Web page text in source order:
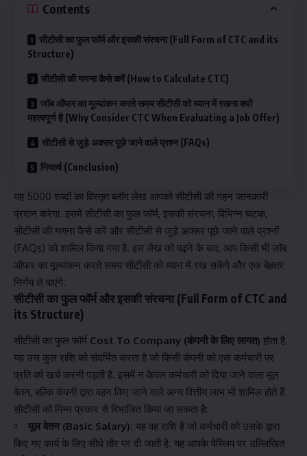
Contents
सीटीसी का फुल फॉर्म और इसकी संरचना (Full Form of CTC and its
Structure)
सीटीसी की गणना कैसे करें (How to Calculate CTC)
जॉब ऑफर का मूल्यांकन करते समय सीटीसी को ध्यान में रखना क्यों
महत्वपूर्ण है (Why Consider CTC When Evaluating a Job Offer)
सीटीसी से जुड़े अक्सर पूछे जाने वाले प्रश्न (FAQs)
निष्कर्ष (Conclusion)
यह 5000 शब्दों का विस्तृत ब्लॉग लेख आपको सीटीसी की गहन जानकारी
प्रदान करेगा. इसमें सीटीसी का फुल फॉर्म, इसकी संरचना, विभिन्न घटक,
सीटीसी की गणना कैसे करें और सीटीसी से जुड़े अक्सर पूछे जाने वाले प्रश्नों
(FAQs) को शामिल किया गया है. इस लेख को पढ़ने के बाद, आप किसी भी जॉब
ऑफर का मूल्यांकन करते समय सीटीसी को ध्यान में रख सकेंगे और एक बेहतर
निर्णय ले पाएंगे.
सीटीसीका फुल फॉर्म और इसकी संरचना (Full Form of CTC and
its Structure)
सीटीसी का फुल फॉर्म Cost To Company (कंपनी के लिए लागत) होता है.
यह उस कुल राशि को संदर्भित करता है जो किसी कंपनी को एक कर्मचारी पर
प्रति वर्ष खर्च करनी पड़ती है. इसमें न केवल कर्मचारी को दिया जाने वाला मूल
वेतन, बल्कि कंपनी द्वारा वहन किए जाने वाले अन्य वित्तीय लाभ भी शामिल होते हैं.
सीटीसी को निम्न प्रकार से विभाजित किया जा सकता है:
मूल वेतन (Basic Salary): यह वह राशि है जो कर्मचारी को उसके द्वारा
किए गए कार्य के लिए सीधे तौर पर दी जाती है. यह आपके पेस्लिप पर उल्लिखित